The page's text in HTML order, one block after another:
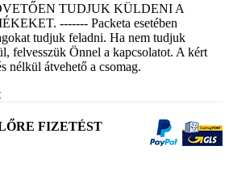
TUDJUK KÜLDENI A
------- Packeta esetében
tudjuk feladni. Ha nem tudjuk
felvesszük Önnel a kapcsolatot. A kért
nélkül átvehető a csomag.
FIZETÉST